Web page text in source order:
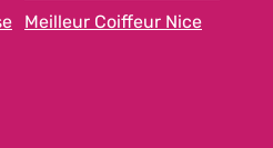
Meilleur Coiffeur Nice